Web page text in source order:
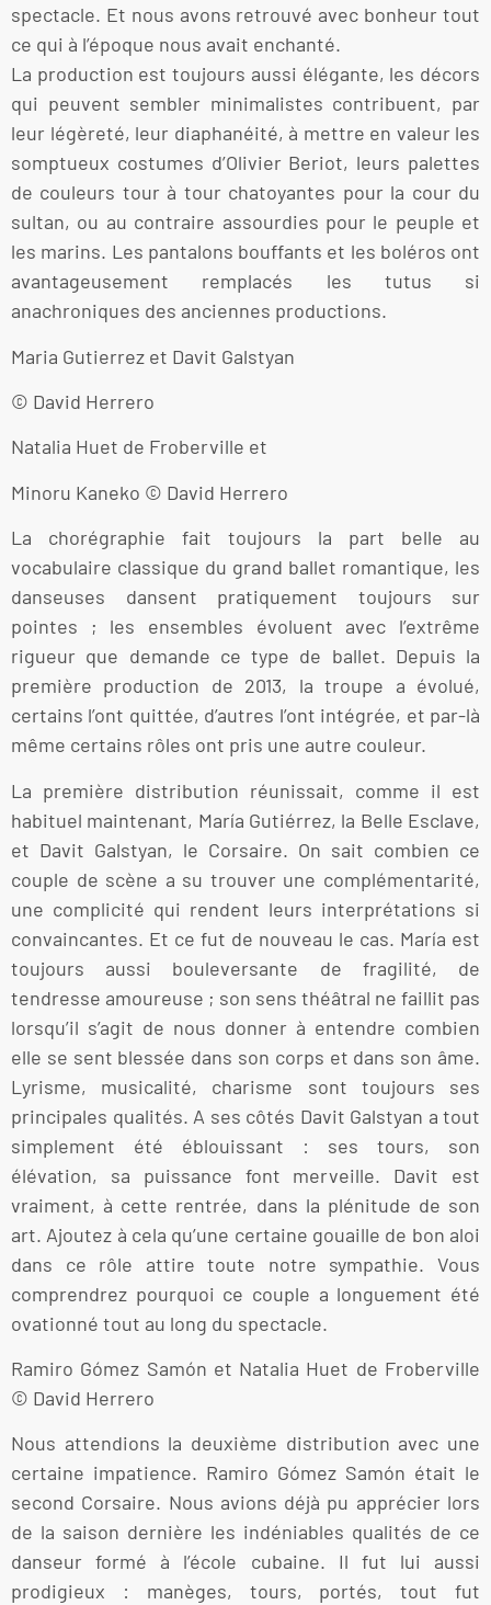
spectacle. Et nous avons retrouvé avec bonheur tout
ce qui à l’époque nous avait enchanté.
La production est toujours aussi élégante, les décors
qui peuvent sembler minimalistes contribuent, par
leur légèreté, leur diaphanéité, à mettre en valeur les
somptueux costumes d’Olivier Beriot, leurs palettes
de couleurs tour à tour chatoyantes pour la cour du
sultan, ou au contraire assourdies pour le peuple et
les marins. Les pantalons bouffants et les boléros ont
avantageusement remplacés les tutus si
anachroniques des anciennes productions.
Maria Gutierrez et Davit Galstyan
© David Herrero
Natalia Huet de Froberville et
Minoru Kaneko © David Herrero
La chorégraphie fait toujours la part belle au
vocabulaire classique du grand ballet romantique, les
danseuses dansent pratiquement toujours sur
pointes ; les ensembles évoluent avec l’extrême
rigueur que demande ce type de ballet. Depuis la
première production de 2013, la troupe a évolué,
certains l’ont quittée, d’autres l’ont intégrée, et par-là
même certains rôles ont pris une autre couleur.
La première distribution réunissait, comme il est
habituel maintenant, María Gutiérrez, la Belle Esclave,
et Davit Galstyan, le Corsaire. On sait combien ce
couple de scène a su trouver une complémentarité,
une complicité qui rendent leurs interprétations si
convaincantes. Et ce fut de nouveau le cas. María est
toujours aussi bouleversante de fragilité, de
tendresse amoureuse ; son sens théâtral ne faillit pas
lorsqu’il s’agit de nous donner à entendre combien
elle se sent blessée dans son corps et dans son âme.
Lyrisme, musicalité, charisme sont toujours ses
principales qualités. A ses côtés Davit Galstyan a tout
simplement été éblouissant : ses tours, son
élévation, sa puissance font merveille. Davit est
vraiment, à cette rentrée, dans la plénitude de son
art. Ajoutez à cela qu’une certaine gouaille de bon aloi
dans ce rôle attire toute notre sympathie. Vous
comprendrez pourquoi ce couple a longuement été
ovationné tout au long du spectacle.
Ramiro Gómez Samón et Natalia Huet de Froberville
© David Herrero
Nous attendions la deuxième distribution avec une
certaine impatience. Ramiro Gómez Samón était le
second Corsaire. Nous avions déjà pu apprécier lors
de la saison dernière les indéniables qualités de ce
danseur formé à l’école cubaine. Il fut lui aussi
prodigieux : manèges, tours, portés, tout fut